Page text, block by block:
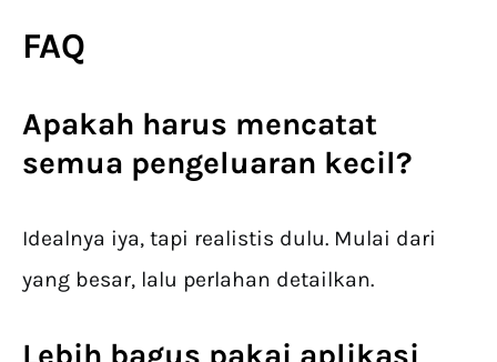
FAQ
Apakah harus mencatat
semua pengeluaran kecil?
Idealnya iya, tapi realistis dulu. Mulai dari
yang besar, lalu perlahan detailkan.
Lebih bagus pakai aplikasi